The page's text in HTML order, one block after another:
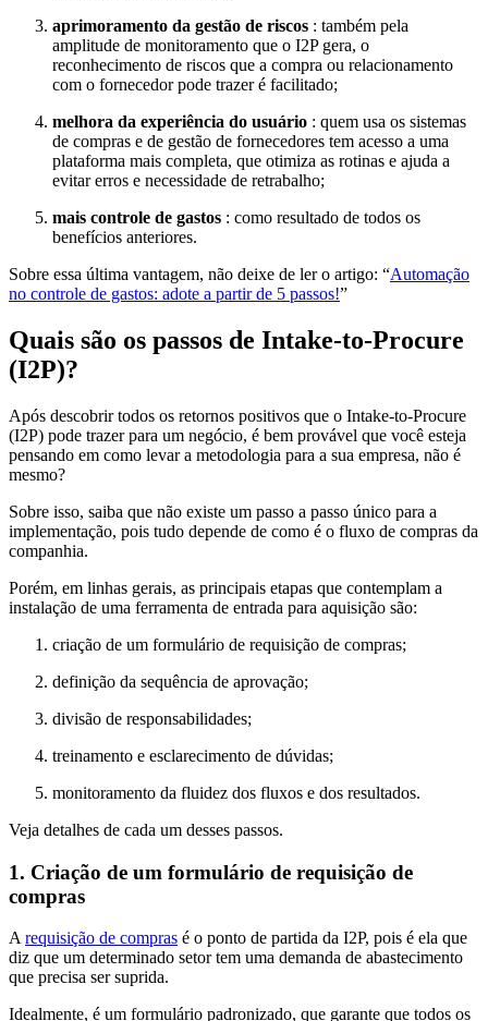
aprimoramento da gestão de riscos : também pela
amplitude de monitoramento que o I2P gera, o
reconhecimento de riscos que a compra ou relacionamento
com o fornecedor pode trazer é facilitado;
melhora da experiência do usuário : quem usa os sistemas
de compras e de gestão de fornecedores tem acesso a uma
plataforma mais completa, que otimiza as rotinas e ajuda a
evitar erros e necessidade de retrabalho;
mais controle de gastos : como resultado de todos os
benefícios anteriores.
Sobre essa última vantagem, não deixe de ler o artigo: “Automação
no controle de gastos: adote a partir de 5 passos!”
Quais são os passos de Intake-to-Procure
(I2P)?
Após descobrir todos os retornos positivos que o Intake-to-Procure
(I2P) pode trazer para um negócio, é bem provável que você esteja
pensando em como levar a metodologia para a sua empresa, não é
mesmo?
Sobre isso, saiba que não existe um passo a passo único para a
implementação, pois tudo depende de como é o fluxo de compras da
companhia.
Porém, em linhas gerais, as principais etapas que contemplam a
instalação de uma ferramenta de entrada para aquisição são:
criação de um formulário de requisição de compras;
definição da sequência de aprovação;
divisão de responsabilidades;
treinamento e esclarecimento de dúvidas;
monitoramento da fluidez dos fluxos e dos resultados.
Veja detalhes de cada um desses passos.
1. Criação de um formulário de requisição de
compras
A requisição de compras é o ponto de partida da I2P, pois é ela que
diz que um determinado setor tem uma demanda de abastecimento
que precisa ser suprida.
Idealmente, é um formulário padronizado, que garante que todos os